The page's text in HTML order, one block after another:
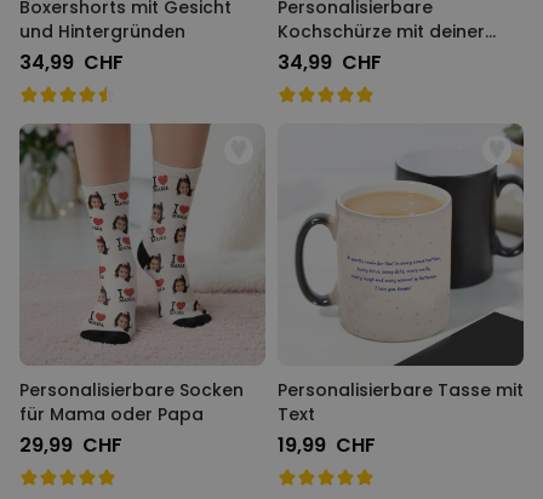
Boxershorts mit Gesicht
und Hintergründen
34,99 CHF
Personalisierbare
Kochschürze mit deiner
Bewertung
34,99 CHF
Personalisierbare Socken
für Mama oder Papa
29,99 CHF
Personalisierbare Tasse mit
Text
19,99 CHF